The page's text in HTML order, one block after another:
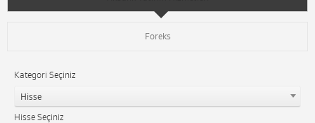
Foreks
Kategori Seçiniz
Hisse
Hisse Seçiniz